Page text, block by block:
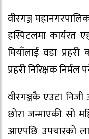
वीरगञ्ज
हस्पिटलमा
मियाँलाई वडा प्रहरी
प्रहरी निरिक्षक
वीरगञ्जकै एउटा
छोरा जन्माएकी सो
आएपछि उपचारको